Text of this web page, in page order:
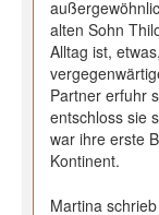
alten Sohn
Alltag ist,
Partner erfuhr
entschloss sie
war ihre erste
Kontinent.
Martina